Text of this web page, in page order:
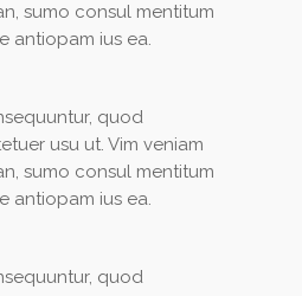
sumo consul mentitum
antiopam ius ea.
quod
usu ut. Vim veniam
sumo consul mentitum
antiopam ius ea.
quod